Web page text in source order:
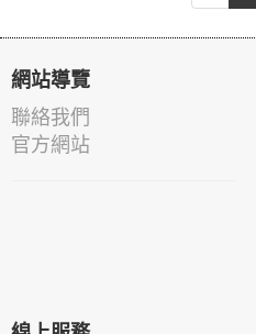
網站導覽
聯絡我們
官方網站